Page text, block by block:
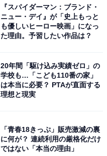
『スパイダーマン：ブランド・
ニュー・デイ』が「史上もっと
も優しいヒーロー映画」になっ
た理由。予習したい作品は？
20年間「駆け込み実績ゼロ」の
学校も…「こども110番の家」
は本当に必要？ PTAが直面する
理想と現実
「青春18きっぷ」販売激減の裏
に何が？ 連続利用の厳格化だけ
ではない「本当の理由」